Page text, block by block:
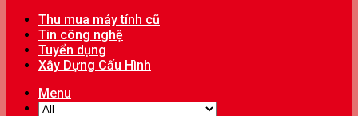
Thu mua máy tính cũ
Tin công nghệ
Tuyển dụng
Xây Dựng Cấu Hình
Menu